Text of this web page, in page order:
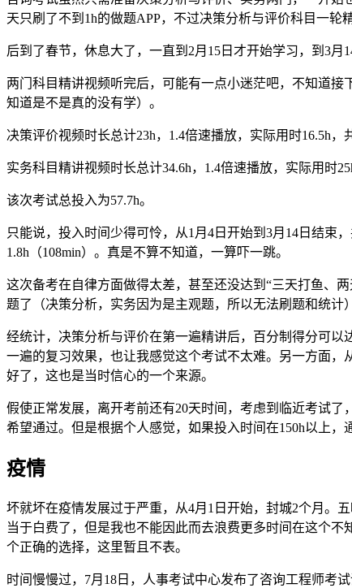
天只刷了不到1h的做题APP，不过决策分析与评价科目一轮
后到了春节，休息大了，一直到2月15日才开始学习，到3
两门科目精讲视频听完后，可能有一点小迷茫吧，不知道
知道是不是真的没有学）。
决策评价视频时长总计23h，1.4倍速播放，实际用时16.5h，
实务科目精讲视频时长总计34.6h，1.4倍速播放，实际用时
该次考试总投入为57.7h。
只能说，投入时间少得可怜，从1月4日开始到3月14日结束
1.8h（108min）。真是不算不知道，一算吓一跳。
这次备考在自律方面做得太差，甚至还没达到“三天打鱼、
题了（决策分析，实务因为是主观题，所以无法刷题和统计
经统计，决策分析与评价在第一遍精讲后，百分制得分可
一遍的复习效果，也让我感觉这个考试不太难。另一方面
好了，这也是当时信心的一个来源。
假使正常发展，离开考前还有20天时间，考虑到临近考试
希望通过。但是根据个人感觉，如果投入时间在150h以上，
疫情
坏就坏在疫情发展过于严重，从4月1日开始，封城2个月。
当于白费了，但是我也不能因此而去浪费更多时间在这个
个正确的选择，这里暂且不表。
时间慢慢过，7月18日，人事考试中心发布了咨询工程师考